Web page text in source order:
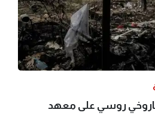
صاروخي روسي على معهد